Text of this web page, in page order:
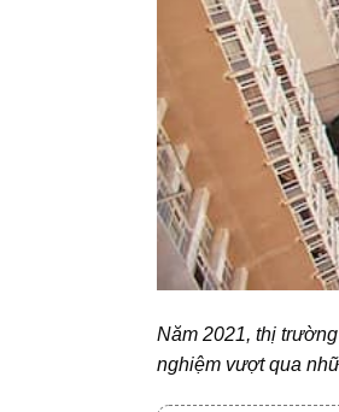
Năm 2021,thị
nghiệm vượt qua